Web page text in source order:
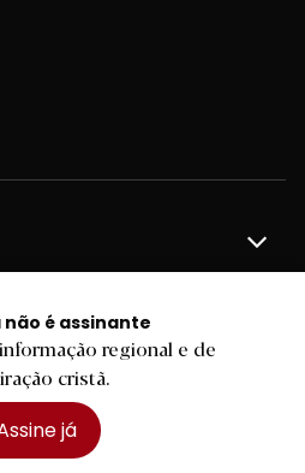
não é assinante
regional e de
cristã.
já